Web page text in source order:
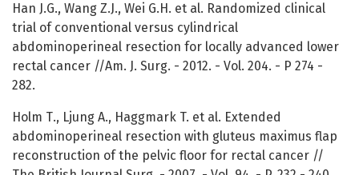
Han J.G., Wang Z.J., Wei G.H. et al. Randomized clinical
trial of conventional versus cylindrical
abdominoperineal resection for locally advanced lower
rectal cancer //Am. J. Surg. - 2012. - Vol. 204. - P 274 -
282.
Holm Т., Ljung A., Haggmark T. et al. Extended
abdominoperineal resection with gluteus maximus flap
reconstruction of the pelvic floor for rectal cancer //